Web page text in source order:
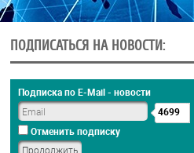
ПОДПИСАТЬСЯ НА НОВОСТИ:
Подписка по E-Mail - новости
4699
Отменить подписку